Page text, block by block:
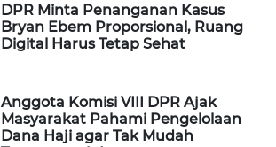
DPR Minta Penanganan Kasus
Bryan Ebem Proporsional, Ruang
Digital Harus Tetap Sehat
Anggota Komisi VIII DPR Ajak
Masyarakat Pahami Pengelolaan
Dana Haji agar Tak Mudah